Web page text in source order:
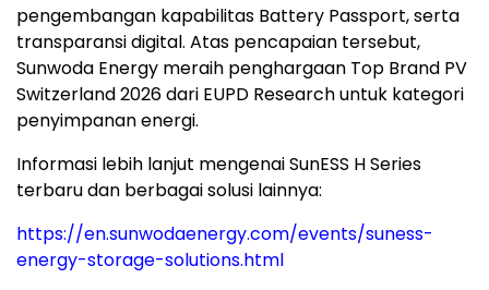
pengembangan kapabilitas Battery Passport, serta
transparansi digital. Atas pencapaian tersebut,
Sunwoda Energy meraih penghargaan Top Brand PV
Switzerland 2026 dari EUPD Research untuk kategori
penyimpanan energi.
Informasi lebih lanjut mengenai SunESS H Series
terbaru dan berbagai solusi lainnya:
https://en.sunwodaenergy.com/events/suness-
energy-storage-solutions.html